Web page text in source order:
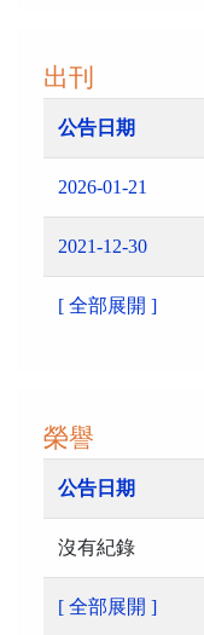
出刊
公告日期
2026-01-21
2021-12-30
[ 全部展開 ]
榮譽
公告日期
沒有紀錄
[ 全部展開 ]